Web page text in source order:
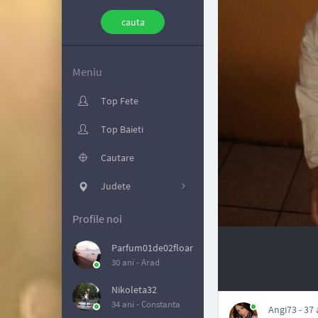
Meniu
Top Fete
Top Baieti
Cautare
Judete
Profile noi
Parfum01de02floare03
30 ani -Arad
Nikoleta32
34 ani -Constanta Angi73 - 37